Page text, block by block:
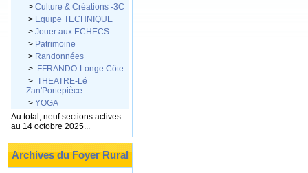
> Culture & Créations -3C
> Equipe TECHNIQUE
> Jouer aux ECHECS
> Patrimoine
> Randonnées
> FFRANDO-Longe Côte
> THEATRE-Lé
Zan'Portepièce
> YOGA
Au total, neuf sections actives
au 14 octobre 2025...
Archives du Foyer Rural